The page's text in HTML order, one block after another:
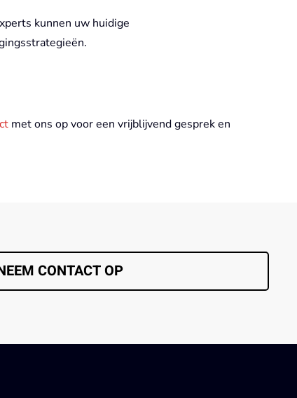
kunnen uw huidige
met ons op voor een vrijblijvend gesprek en
CONTACT OP